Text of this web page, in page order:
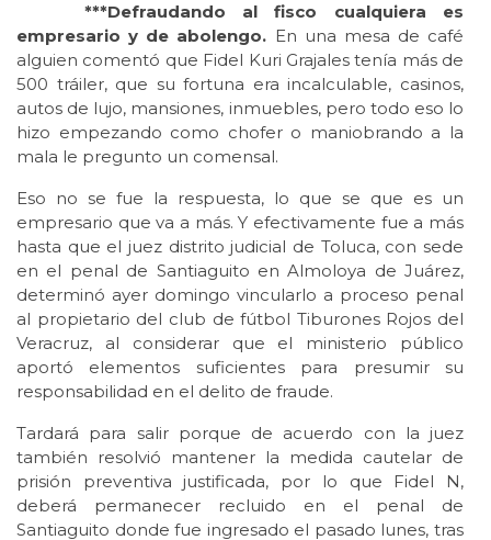
***Defraudando al fisco cualquiera es
empresario y de abolengo. En una mesa de café
alguien comentó que Fidel Kuri Grajales tenía más de
500 tráiler, que su fortuna era incalculable, casinos,
autos de lujo, mansiones, inmuebles, pero todo eso lo
hizo empezando como chofer o maniobrando a la
mala le pregunto un comensal.
Eso no se fue la respuesta, lo que se que es un
empresario que va a más. Y efectivamente fue a más
hasta que el juez distrito judicial de Toluca, con sede
en el penal de Santiaguito en Almoloya de Juárez,
determinó ayer domingo vincularlo a proceso penal
al propietario del club de fútbol Tiburones Rojos del
Veracruz, al considerar que el ministerio público
aportó elementos suficientes para presumir su
responsabilidad en el delito de fraude.
Tardará para salir porque de acuerdo con la juez
también resolvió mantener la medida cautelar de
prisión preventiva justificada, por lo que Fidel N,
deberá permanecer recluido en el penal de
Santiaguito donde fue ingresado el pasado lunes, tras